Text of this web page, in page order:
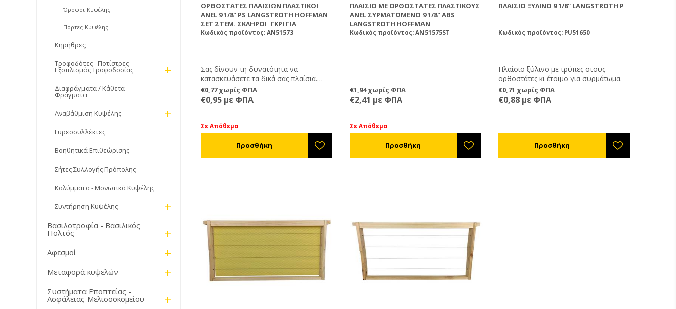
ΟΡΘΟΣΤΆΤΕΣ ΠΛΑΙΣΊΩΝ ΠΛΑΣΤΙΚΟΊ
ANEL 9 1/8'' PS LANGSTROTH HOFFMAN
ΣΕΤ 2 ΤΕΜ. ΣΚΛΗΡΟΙ, ΓΚΡΙ ΓΙΑ
ΣΥΡΜΆΤΩΜΑ
Κωδικός προϊόντος: AN51573
Σας δίνουν τη δυνατότητα να
κατασκευάσετε τα δικά σας πλαίσια.
Αρκεί να συνδέσετε τους δύο
ορθοστάτες με το κάτω και πάνω πηχάκι
(τα οποία μπορείτε να κατασκευάσετε
€0,77 χωρίς ΦΠΑ
€0,95 με ΦΠΑ
Σε Απόθεμα
ΠΛΑΊΣΙΟ ΜΕ ΟΡΘΟΣΤΆΤΕΣ ΠΛΑΣΤΙΚΟΎΣ
ANEL ΣΥΡΜΑΤΩΜΈΝΟ 9 1/8'' ABS
LANGSTROTH HOFFMAN
Κωδικός προϊόντος: AN51575ST
€1,94 χωρίς ΦΠΑ
€2,41 με ΦΠΑ
Σε Απόθεμα
ΠΛΑΊΣΙΟ ΞΎΛΙΝΟ 9 1/8'' LANGSTROTH P
Κωδικός προϊόντος: PU51650
Πλαίσιο ξύλινο με τρύπες στους
ορθοστάτες κι έτοιμο για συρμάτωμα.
€0,71 χωρίς ΦΠΑ
€0,88 με ΦΠΑ
Όροφοι Κυψέλης
Πόρτες Kυψέλης
Κηρήθρες
Τροφοδότες - Ποτίστρες -
Εξοπλισμός Τροφοδοσίας +
Διαφράγματα / Κάθετα
Φράγματα
Αναβάθμιση Κυψέλης +
Γυρεοσυλλέκτες
Βοηθητικά Επιθεώρισης
Σήτες Συλλογής Πρόπολης
Καλύμματα - Μονωτικά Κυψέλης
Συντήρηση Κυψέλης +
Βασιλοτροφία - Βασιλικός
Πολτός +
Αφεσμοί +
Μεταφορά κυψελών +
Συστήματα Εποπτείας -
Ασφάλειας Μελισσοκομείου +